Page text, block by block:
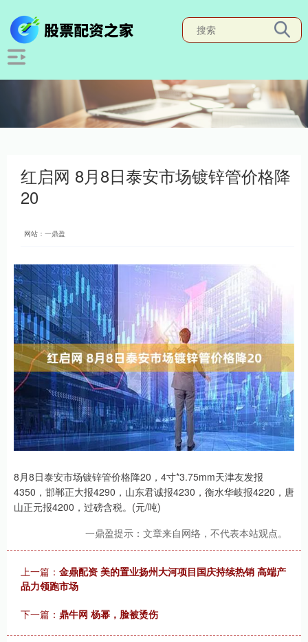
红启网 8月8日泰安市场镀锌管价格降
20
网站：一鼎盈
8月8日泰安市场镀锌管价格降20，4寸*3.75mm天津友发报
4350，邯郸正大报4290，山东君诚报4230，衡水华岐报4220，唐
山正元报4200，过磅含税。(元/吨)
一鼎盈提示：文章来自网络，不代表本站观点。
上一篇： 金鼎配资 美的置业扬州大河项目国庆持续热销 高端产
品力领跑市场
下一篇： 鼎牛网 杨幂，脸被烫伤